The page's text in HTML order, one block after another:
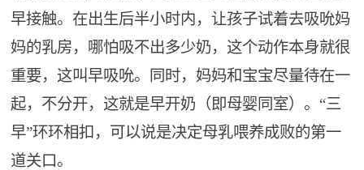
早接触。在出生后半小时内，让孩子试着去吸吮妈
妈的乳房，哪怕吸不出多少奶，这个动作本身就很
重要，这叫早吸吮。同时，妈妈和宝宝尽量待在一
起，不分开，这就是早开奶（即母婴同室）。“三
早”环环相扣，可以说是决定母乳喂养成败的第一
道关口。